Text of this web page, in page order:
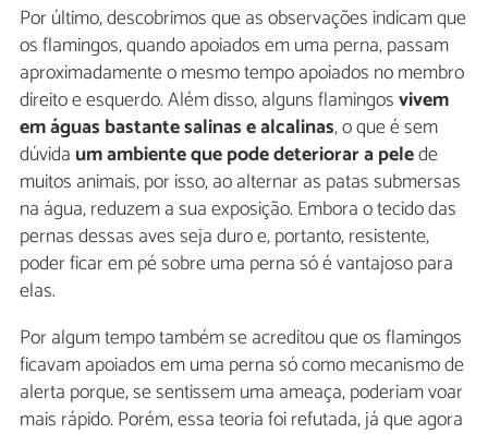
Por último, descobrimos que as observações indicam que
os flamingos, quando apoiados em uma perna, passam
aproximadamente o mesmo tempo apoiados no membro
direito e esquerdo. Além disso, alguns flamingosvivem
em águas bastante salinas e alcalinas, o que é sem
dúvida um ambiente que pode deteriorar a pelede
muitos animais, por isso, ao alternar as patas submersas
na água, reduzem a sua exposição. Embora o tecido das
pernas dessas aves seja duro e, portanto, resistente,
poder ficar em pé sobre uma perna só é vantajoso para
elas.
Por algum tempo também se acreditou que os flamingos
ficavam apoiados em uma perna só como mecanismo de
alerta porque, se sentissem uma ameaça, poderiam voar
mais rápido. Porém, essa teoria foi refutada, já que agora